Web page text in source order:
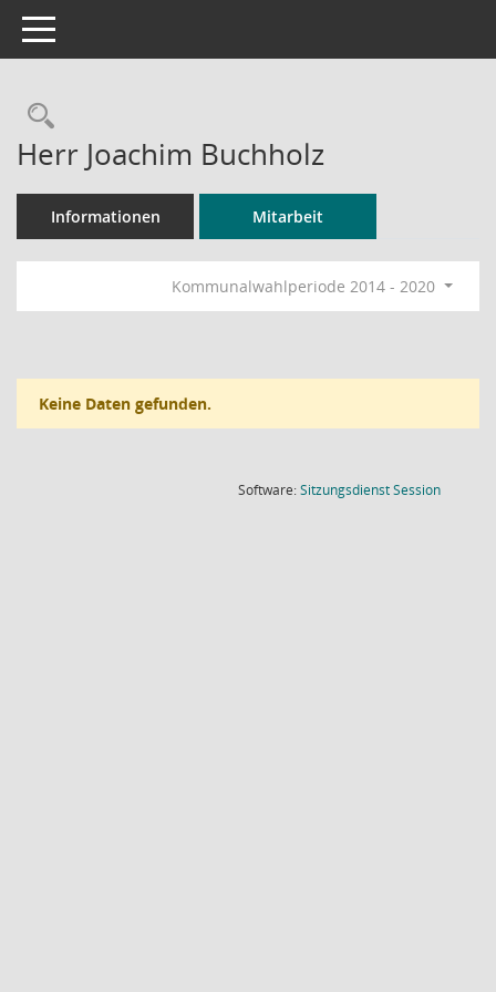
Toggle navigation
Rechercheauswahl
Herr Joachim Buchholz
Informationen Mitarbeit
Kommunalwahlperiode 2014 - 2020
Keine Daten gefunden.
Software:SitzungsdienstSession(Wird in